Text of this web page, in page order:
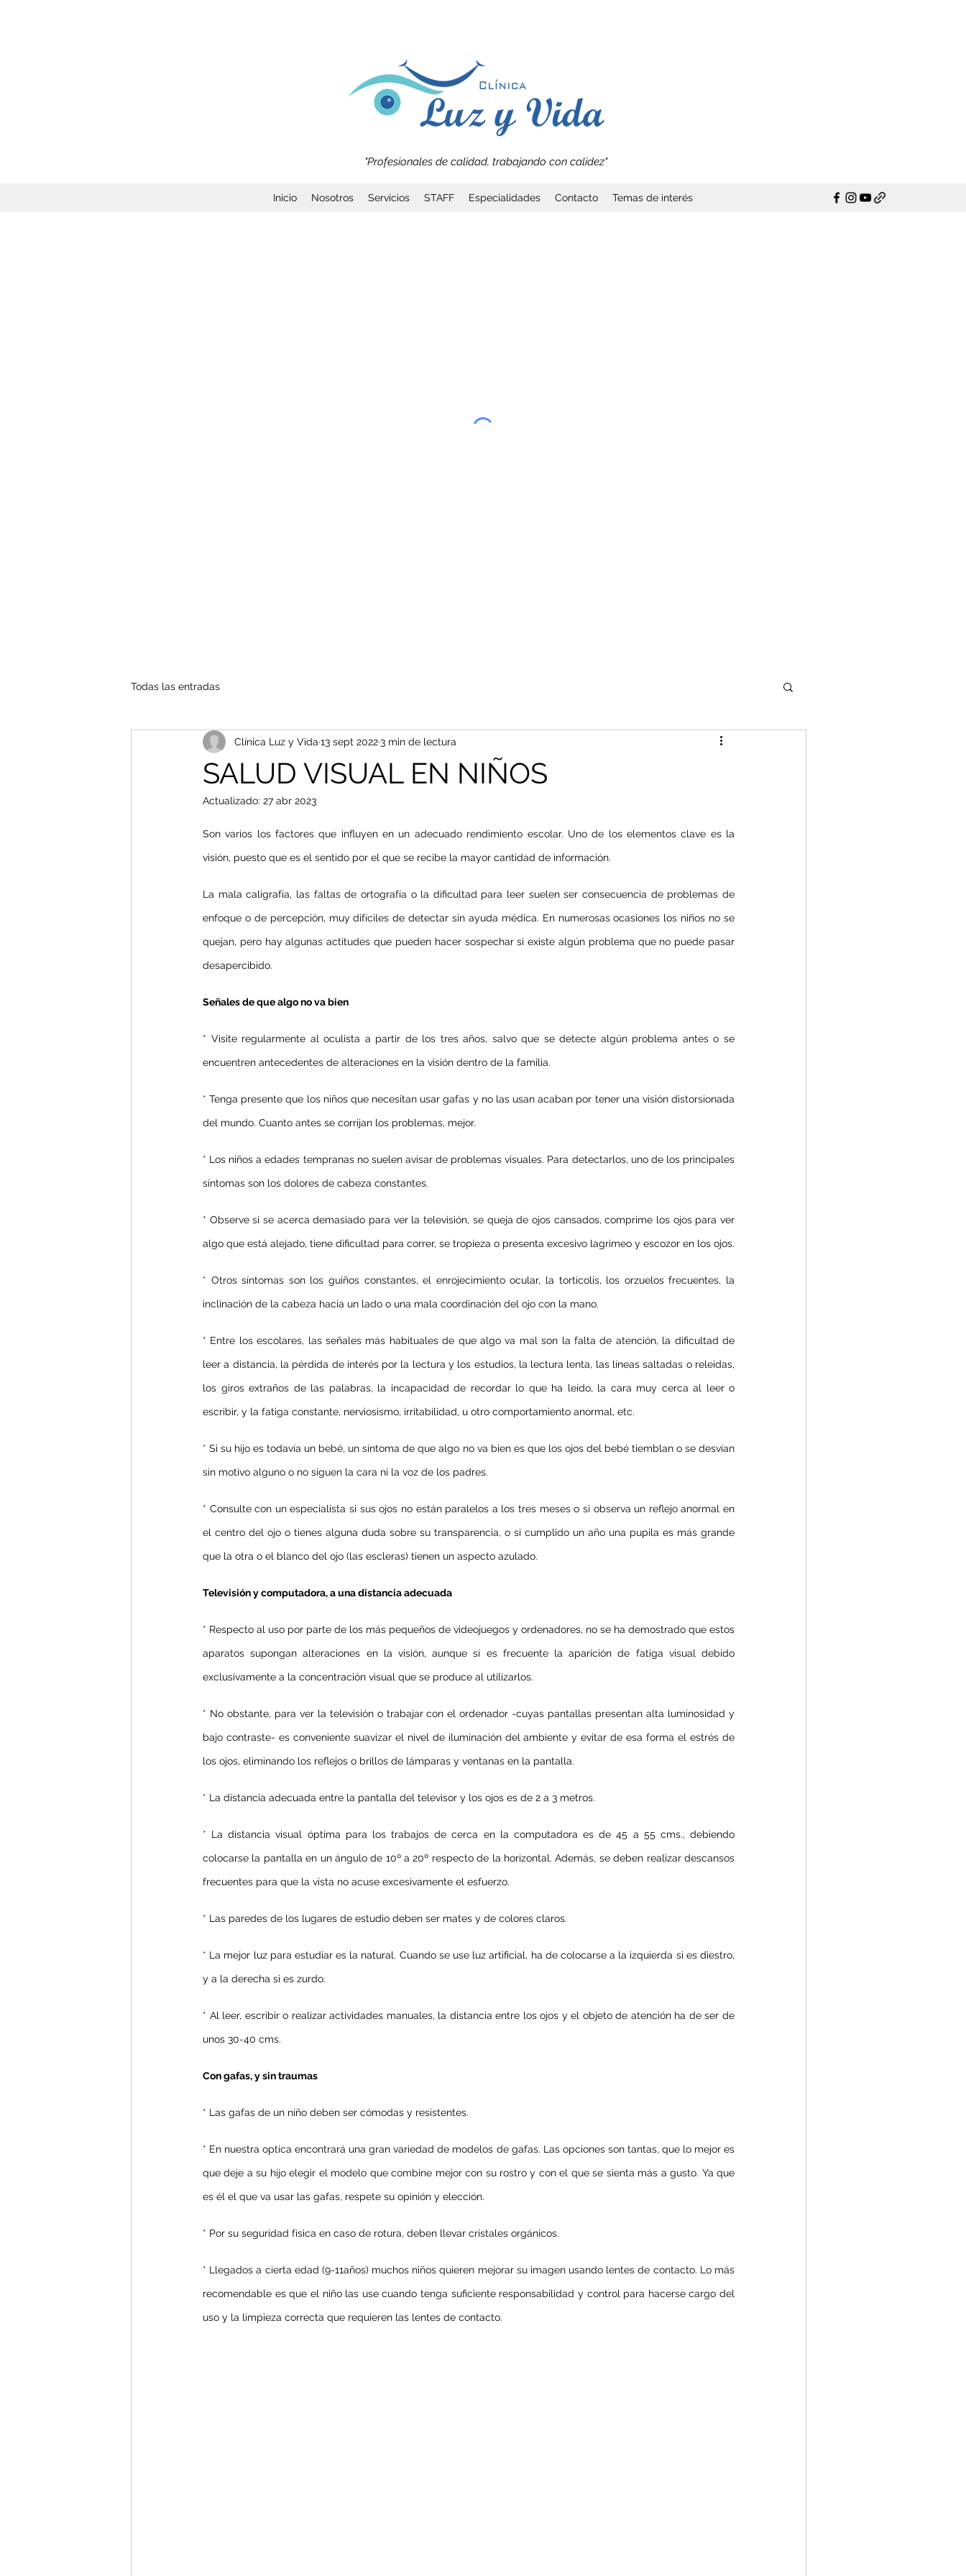
"Profesionales de calidad, trabajando con calidez"
Inicio Nosotros Servicios STAFF Especialidades Contacto Temas de interés
Todas las entradas
SALUD VISUAL EN NIÑOS
Clínica Luz y Vida 13 sept 20223 min de lectura
Actualizado: 27 abr 2023
Son varios los factores que influyen en un adecuado rendimiento escolar. Uno de los elementos clave es la
visión, puesto que es el sentido por el que se recibe la mayor cantidad de información.
La mala caligrafía, las faltas de ortografía o la dificultad para leer suelen ser consecuencia de problemas de
enfoque o de percepción, muy difíciles de detectar sin ayuda médica. En numerosas ocasiones los niños no se
quejan, pero hay algunas actitudes que pueden hacer sospechar si existe algún problema que no puede pasar
desapercibido.
Señales de que algo no va bien
* Visite regularmente al oculista a partir de los tres años, salvo que se detecte algún problema antes o se
encuentren antecedentes de alteraciones en la visión dentro de la familia.
* Tenga presente que los niños que necesitan usar gafas y no las usan acaban por tener una visión distorsionada
del mundo. Cuanto antes se corrijan los problemas, mejor.
* Los niños a edades tempranas no suelen avisar de problemas visuales. Para detectarlos, uno de los principales
síntomas son los dolores de cabeza constantes.
* Observe si se acerca demasiado para ver la televisión, se queja de ojos cansados, comprime los ojos para ver
algo que está alejado, tiene dificultad para correr, se tropieza o presenta excesivo lagrimeo y escozor en los ojos.
* Otros síntomas son los guiños constantes, el enrojecimiento ocular, la tortícolis, los orzuelos frecuentes, la
inclinación de la cabeza hacia un lado o una mala coordinación del ojo con la mano.
* Entre los escolares, las señales más habituales de que algo va mal son la falta de atención, la dificultad de
leer a distancia, la pérdida de interés por la lectura y los estudios, la lectura lenta, las líneas saltadas o releídas,
los giros extraños de las palabras, la incapacidad de recordar lo que ha leído, la cara muy cerca al leer o
escribir, y la fatiga constante, nerviosismo, irritabilidad, u otro comportamiento anormal, etc.
* Si su hijo es todavía un bebé, un síntoma de que algo no va bien es que los ojos del bebé tiemblan o se desvían
sin motivo alguno o no siguen la cara ni la voz de los padres.
* Consulte con un especialista si sus ojos no están paralelos a los tres meses o si observa un reflejo anormal en
el centro del ojo o tienes alguna duda sobre su transparencia, o si cumplido un año una pupila es más grande
que la otra o el blanco del ojo (las escleras) tienen un aspecto azulado.
Televisión y computadora, a una distancia adecuada
* Respecto al uso por parte de los más pequeños de videojuegos y ordenadores, no se ha demostrado que estos
aparatos supongan alteraciones en la visión, aunque sí es frecuente la aparición de fatiga visual debido
exclusivamente a la concentración visual que se produce al utilizarlos.
* No obstante, para ver la televisión o trabajar con el ordenador -cuyas pantallas presentan alta luminosidad y
bajo contraste- es conveniente suavizar el nivel de iluminación del ambiente y evitar de esa forma el estrés de
los ojos, eliminando los reflejos o brillos de lámparas y ventanas en la pantalla.
* La distancia adecuada entre la pantalla del televisor y los ojos es de 2 a 3 metros.
* La distancia visual óptima para los trabajos de cerca en la computadora es de 45 a 55 cms., debiendo
colocarse la pantalla en un ángulo de 10º a 20º respecto de la horizontal. Además, se deben realizar descansos
frecuentes para que la vista no acuse excesivamente el esfuerzo.
* Las paredes de los lugares de estudio deben ser mates y de colores claros.
* La mejor luz para estudiar es la natural. Cuando se use luz artificial, ha de colocarse a la izquierda si es diestro,
y a la derecha si es zurdo.
* Al leer, escribir o realizar actividades manuales, la distancia entre los ojos y el objeto de atención ha de ser de
unos 30-40 cms.
Con gafas, y sin traumas
* Las gafas de un niño deben ser cómodas y resistentes.
* En nuestra optica encontrará una gran variedad de modelos de gafas. Las opciones son tantas, que lo mejor es
que deje a su hijo elegir el modelo que combine mejor con su rostro y con el que se sienta más a gusto. Ya que
es él el que va usar las gafas, respete su opinión y elección.
* Por su seguridad física en caso de rotura, deben llevar cristales orgánicos.
* Llegados a cierta edad (9-11años) muchos niños quieren mejorar su imagen usando lentes de contacto. Lo más
recomendable es que el niño las use cuando tenga suficiente responsabilidad y control para hacerse cargo del
uso y la limpieza correcta que requieren las lentes de contacto.